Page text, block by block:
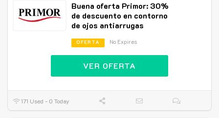
Buena oferta Primor: 30%
de descuento en contorno
de ojos antiarrugas
OFERTA No Expires
VER OFERTA
171 Used - 0 Today